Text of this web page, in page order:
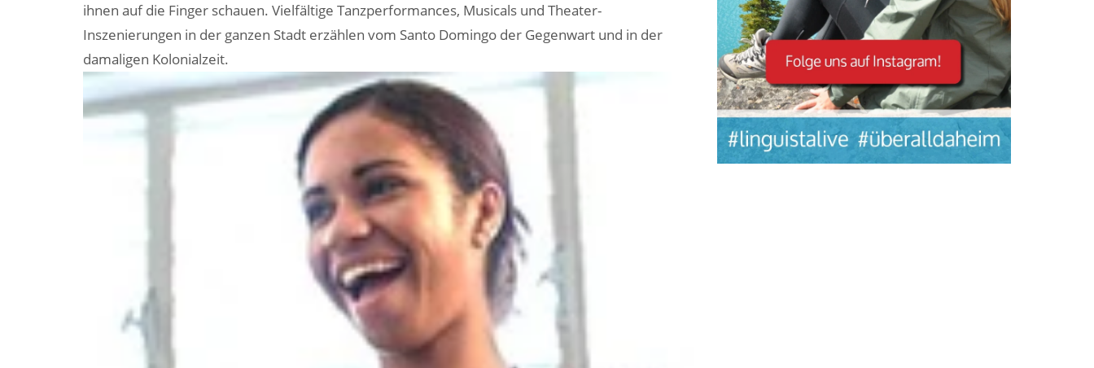
ihnen auf die Finger schauen. Vielfältige Tanzperformances, Musicals und Theater-
Inszenierungen in der ganzen Stadt erzählen vom Santo Domingo der Gegenwart und in der
damaligen Kolonialzeit.